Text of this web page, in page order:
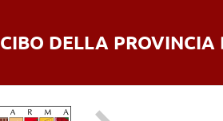
CIBO DELLA PROVINCIA